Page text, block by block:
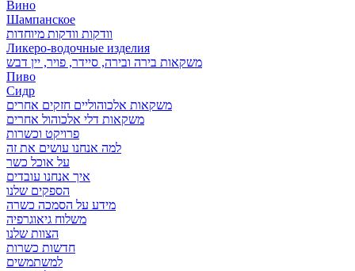
Вино
Шампанское
וודקות וודקות מיוחדות
Ликеро-водочные изделия
משקאות בירה ובירה, סיידר, פויר, יין דבש
Пиво
Сидр
משקאות אלכוהוליים חזקים אחרים
משקאות דלי אלכוהול אחרים
פרויקט וכשרות
למה אנחנו עושים את זה
על אוכל כשר
איך אנחנו עובדים
הספקים שלנו
מידע על הסמכה כשרה
משלוח גיאוגרפיה
הצוות שלנו
חדשות כשרות
למשתמשים